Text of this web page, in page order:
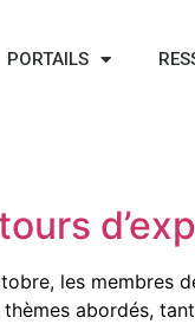
PORTAILS
les membres
abordés,